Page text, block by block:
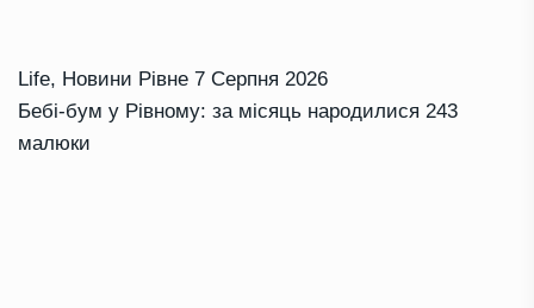
Life, Новини Рівне 7 Серпня 2026
Бебі-бум у Рівному: за місяць народилися 243
малюки